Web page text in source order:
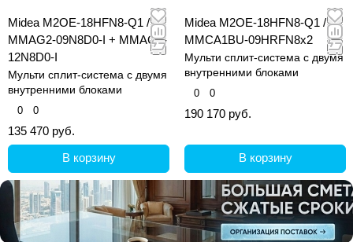
Midea M2OE-18HFN8-Q1 /
MMAG2-09N8D0-I + MMAG2-
12N8D0-I
Мульти сплит-система с двумя
внутренними блоками
0 0
135 470 руб.
В корзину
Midea M2OE-18HFN8-Q1 /
MMCA1BU-09HRFN8x2
Мульти сплит-система с двумя
внутренними блоками
0 0
190 170 руб.
В корзину